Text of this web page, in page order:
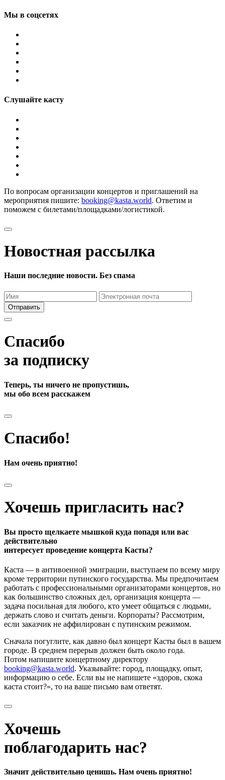
Мы в соцсетях
Слушайте касту
По вопросам организации концертов и приглашений на
мероприятия пишите: booking@kasta.world. Ответим и
поможем с билетами/площадками/логистикой.
Новостная рассылка
Наши последние новости. Без спама
Отправить
Спасибо
за подписку
Теперь, ты ничего не пропустишь,
мы обо всем расскажем
Спасибо!
Нам очень приятно!
Хочешь пригласить нас?
Вы просто щелкаете мышкой куда попадя или вас
действительно
интересует проведение концерта Касты?
Каста — в антивоенной эмиграции, выступаем по всему миру
кроме территории путинского государства. Мы предпочитаем
работать с профессиональными организаторами концертов, но
как большинство сложных дел, организация концерта —
задача посильная для любого, кто умеет общаться с людьми,
держать слово и считать деньги. Корпораты? Рассмотрим,
если заказчик не аффилирован с путинским режимом.
Сначала погуглите, как давно был концерт Касты был в вашем
городе. В среднем перерыв должен быть около года.
Потом напишите концертному директору
booking@kasta.world. Указывайте: город, площадку, опыт,
информацию о себе. Если вы не напишете «здоров, скока
каста стоит?», то на ваше письмо вам ответят.
Хочешь
поблагодарить нас?
Значит действительно ценишь. Нам очень приятно!